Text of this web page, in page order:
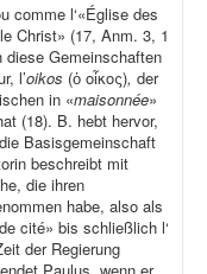
comme l‘«Église des
Christ» (17, Anm. 3, 1
Gemeinschaften
l’oikos (ὁ οἶκος), der
in «maisonnée»
(18). B. hebt hervor,
die Basisgemeinschaft
beschreibt mit
die ihren
habe, also als
cité» bis schließlich l‘
der Regierung